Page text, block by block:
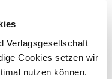
Verlagsgesellschaft
Cookies setzen wir
nutzen können.